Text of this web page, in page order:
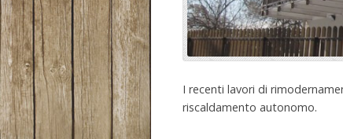
I recenti lavori di
riscaldamento autonomo.